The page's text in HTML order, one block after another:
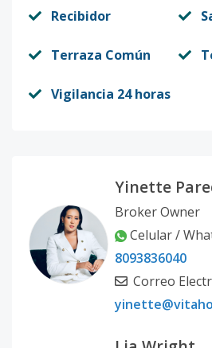
Recibidor
Terraza Común
Vigilancia 24 horas
Yinette
Broker Owner
Celular /
8093836040
Correo